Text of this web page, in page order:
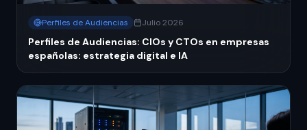
Perfiles de Audiencias Julio 2026
Perfiles de Audiencias: CIOs y CTOs en empresas
españolas: estrategia digital e IA